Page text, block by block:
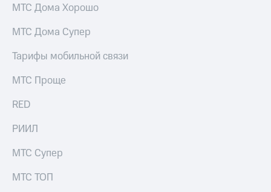
МТС Дома Хорошо
МТС Дома Супер
Тарифы мобильной связи
МТС Проще
RED
РИИЛ
МТС Супер
МТС ТОП